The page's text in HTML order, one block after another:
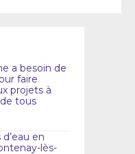
a besoin de
faire
projets à
tous
en
lès-